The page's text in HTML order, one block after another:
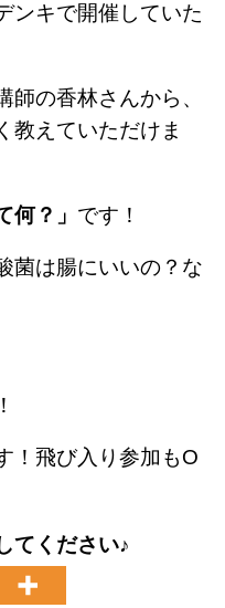
ンキで開催していた
の香林さんから、
教えていただけま
何？」 です！
菌は腸にいいの？な
！飛び入り参加もO
てください♪